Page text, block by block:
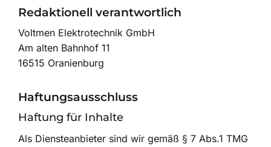
Redaktionell verantwortlich
Voltmen Elektrotechnik GmbH
Am alten Bahnhof 11
16515 Oranienburg
Haftungsausschluss
Haftung für Inhalte
Als Diensteanbieter sind wir gemäß § 7 Abs.1 TMG